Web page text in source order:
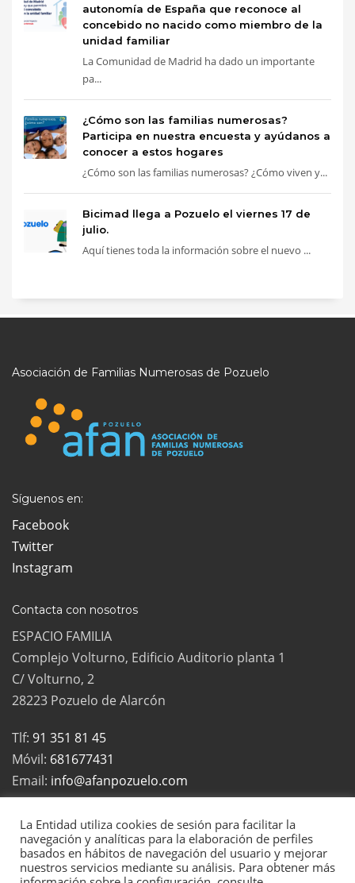
autonomía de España que reconoce al
concebido no nacido como miembro de la
unidad familiar
La Comunidad de Madrid ha dado un importante
pa...
¿Cómo son las familias numerosas?
Participa en nuestra encuesta y ayúdanos a
conocer a estos hogares
¿Cómo son las familias numerosas? ¿Cómo viven y...
Bicimad llega a Pozuelo el viernes 17 de
julio.
Aquí tienes toda la información sobre el nuevo ...
Asociación de Familias Numerosas de Pozuelo
Síguenos en:
Facebook
Twitter
Instagram
Contacta con nosotros
ESPACIO FAMILIA
Complejo Volturno, Edificio Auditorio planta 1
C/ Volturno, 2
28223 Pozuelo de Alarcón
Tlf: 91 351 81 45
Móvil: 681677431
Email: info@afanpozuelo.com
2022 Todos los derechos reservados | La Asociación de Familias
Numerosas de Pozuelo es una asociación sin ánimo de lucro, inscrita
La Entidad utiliza cookies de sesión para facilitar la
navegación y analíticas para la elaboración de perfiles
basados en hábitos de navegación del usuario y mejorar
nuestros servicios mediante su análisis. Para obtener más